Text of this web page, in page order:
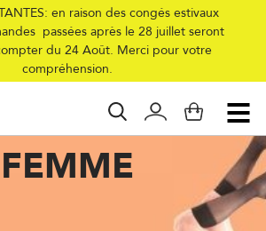
en raison des congés estivaux
passées après le 28 juillet seront
du 24 Août. Merci pour votre
compréhension.
FEMME